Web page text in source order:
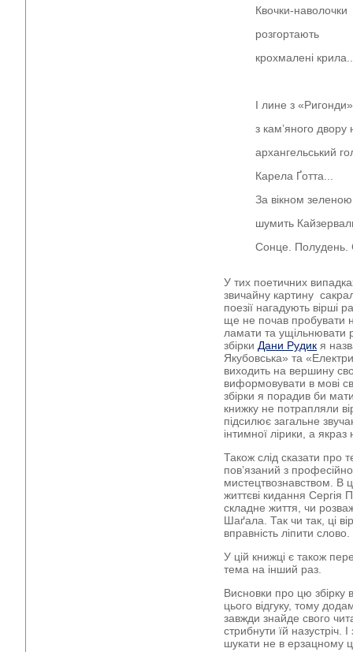
Квочки-наволочки
розгортають
крохмалені
І лине з
з кам’яного двору
архангельський
Карела Ґотта...
За вікном
шумить
Сонце. Полудень.
У тих поетичних
звичайну картину
поезії нагадують вірші
ще не почав пробувати
ламати та ущільнювати
збірки Дани Рудик я
Якубовська» та
виходить на вершину
виформовувати в мові
збірки я порадив би
книжку не потрапляли
підсилює загальне
інтимної лірики, а якраз
Також слід сказати про
пов’язаний з
мистецтвознавством. В
життєві кидання Сергія
складне життя, чи
Шаґала. Так чи так, ці
вправність ліпити слово.
У цій книжці є також
тема на інший раз.
Висновки про цю збірку
цього відгуку, тому
завжди знайде свого
стрибнути їй назустріч.
шукати не в ерзацному